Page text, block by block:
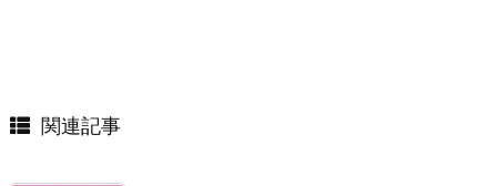
関連記事